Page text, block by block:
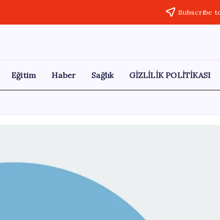
Subscribe
Eğitim Haber Sağlık GİZLİLİK POLİTİKASI